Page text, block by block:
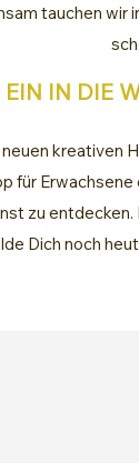
tauchen wir
EIN IN DIE
neuen
für
zu
Dich noch